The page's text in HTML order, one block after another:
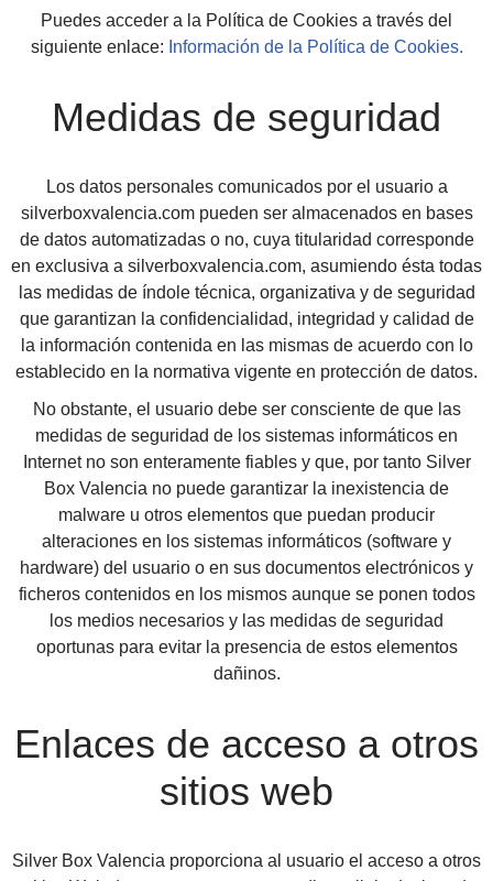
Puedes acceder a la Política de Cookies a través del
siguiente enlace: Información de la Política de Cookies.
Medidas de seguridad
Los datos personales comunicados por el usuario a
silverboxvalencia.com pueden ser almacenados en bases
de datos automatizadas o no, cuya titularidad corresponde
en exclusiva a silverboxvalencia.com, asumiendo ésta todas
las medidas de índole técnica, organizativa y de seguridad
que garantizan la confidencialidad, integridad y calidad de
la información contenida en las mismas de acuerdo con lo
establecido en la normativa vigente en protección de datos.
No obstante, el usuario debe ser consciente de que las
medidas de seguridad de los sistemas informáticos en
Internet no son enteramente fiables y que, por tanto Silver
Box Valencia no puede garantizar la inexistencia de
malware u otros elementos que puedan producir
alteraciones en los sistemas informáticos (software y
hardware) del usuario o en sus documentos electrónicos y
ficheros contenidos en los mismos aunque se ponen todos
los medios necesarios y las medidas de seguridad
oportunas para evitar la presencia de estos elementos
dañinos.
Enlaces de acceso a otros
sitios web
Silver Box Valencia proporciona al usuario el acceso a otros